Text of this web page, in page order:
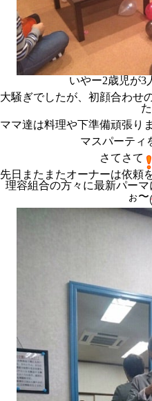
いやー2歳児が3
大騒ぎでしたが、初顔合わせ
た
ママ達は料理や下準備頑張り
マスパーティ
さてさて
先日またまたオーナーは依頼
理容組合の方々に最新パー
ぉ〜